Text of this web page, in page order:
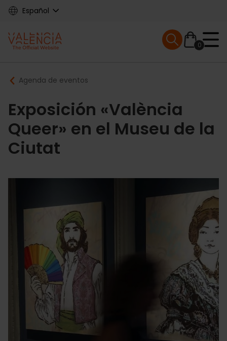
Skip
content
Español
Main
navigation
0
Mobile menu
Breadcrumb
Agenda de eventos
Exposición «València
Queer» en el Museu de la
Ciutat